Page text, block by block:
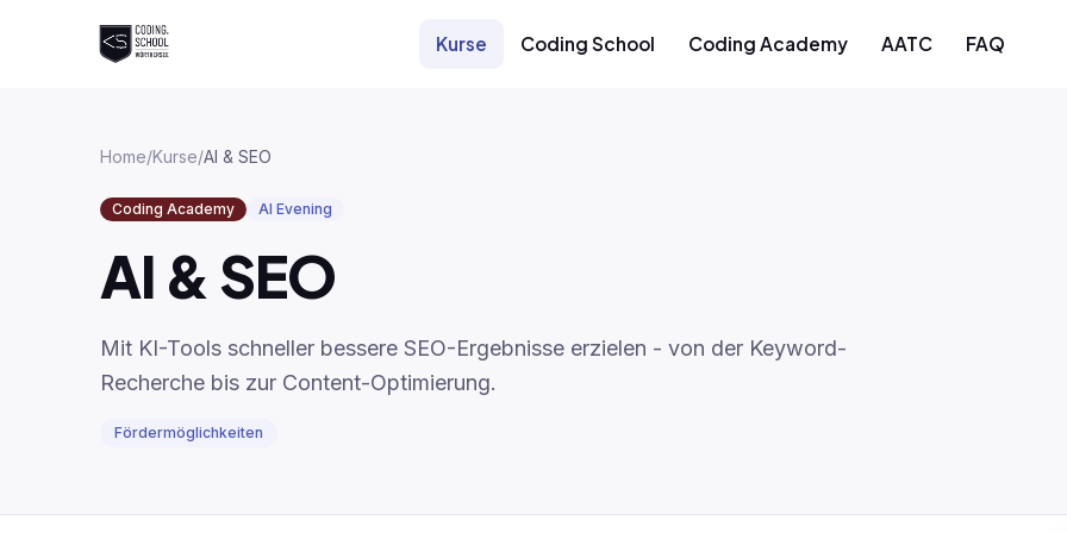
Kurse Coding School Coding Academy AATC FAQ
Home/Kurse/AI & SEO
Coding Academy AI Evening
AI & SEO
Mit KI-Tools schneller bessere SEO-Ergebnisse erzielen - von der Keyword-
Recherche bis zur Content-Optimierung.
Fördermöglichkeiten